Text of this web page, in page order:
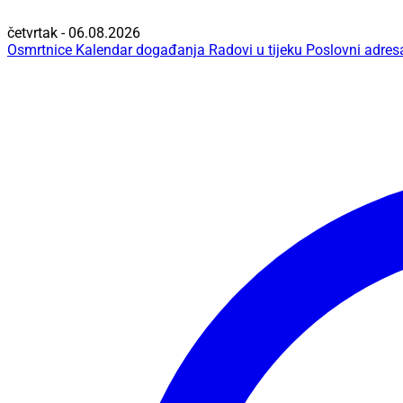
četvrtak - 06.08.2026
Osmrtnice Kalendar događanja Radovi u tijeku Poslovni